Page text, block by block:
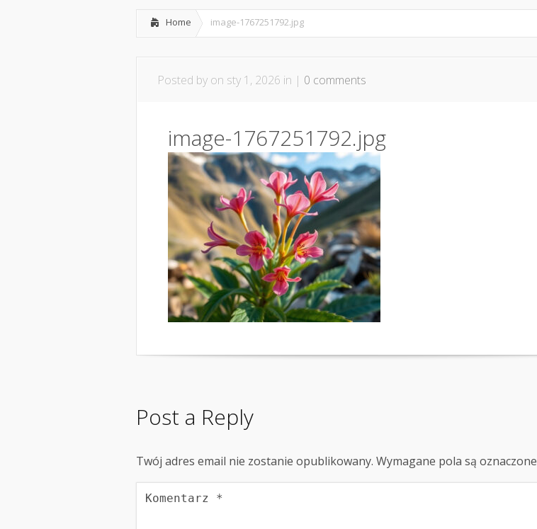
Home image-1767251792.jpg
Posted by on sty 1, 2026 in | 0 comments
image-1767251792.jpg
Post a Reply
Twój adres email nie zostanie opublikowany. Wymagane pola są oznaczone